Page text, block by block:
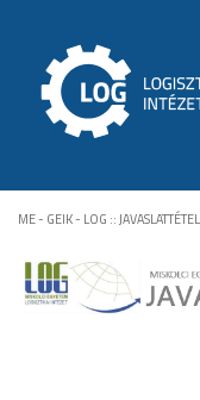
ME - GEIK - LOG ::